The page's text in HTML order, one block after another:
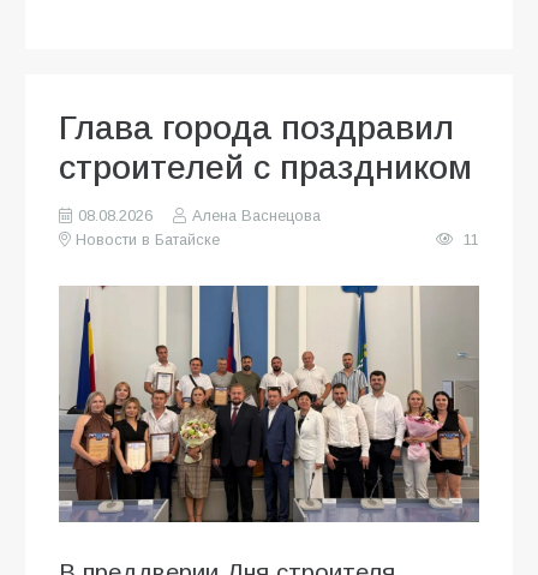
Глава города поздравил
строителей с праздником
08.08.2026
Алена Васнецова
Новости в Батайске
11